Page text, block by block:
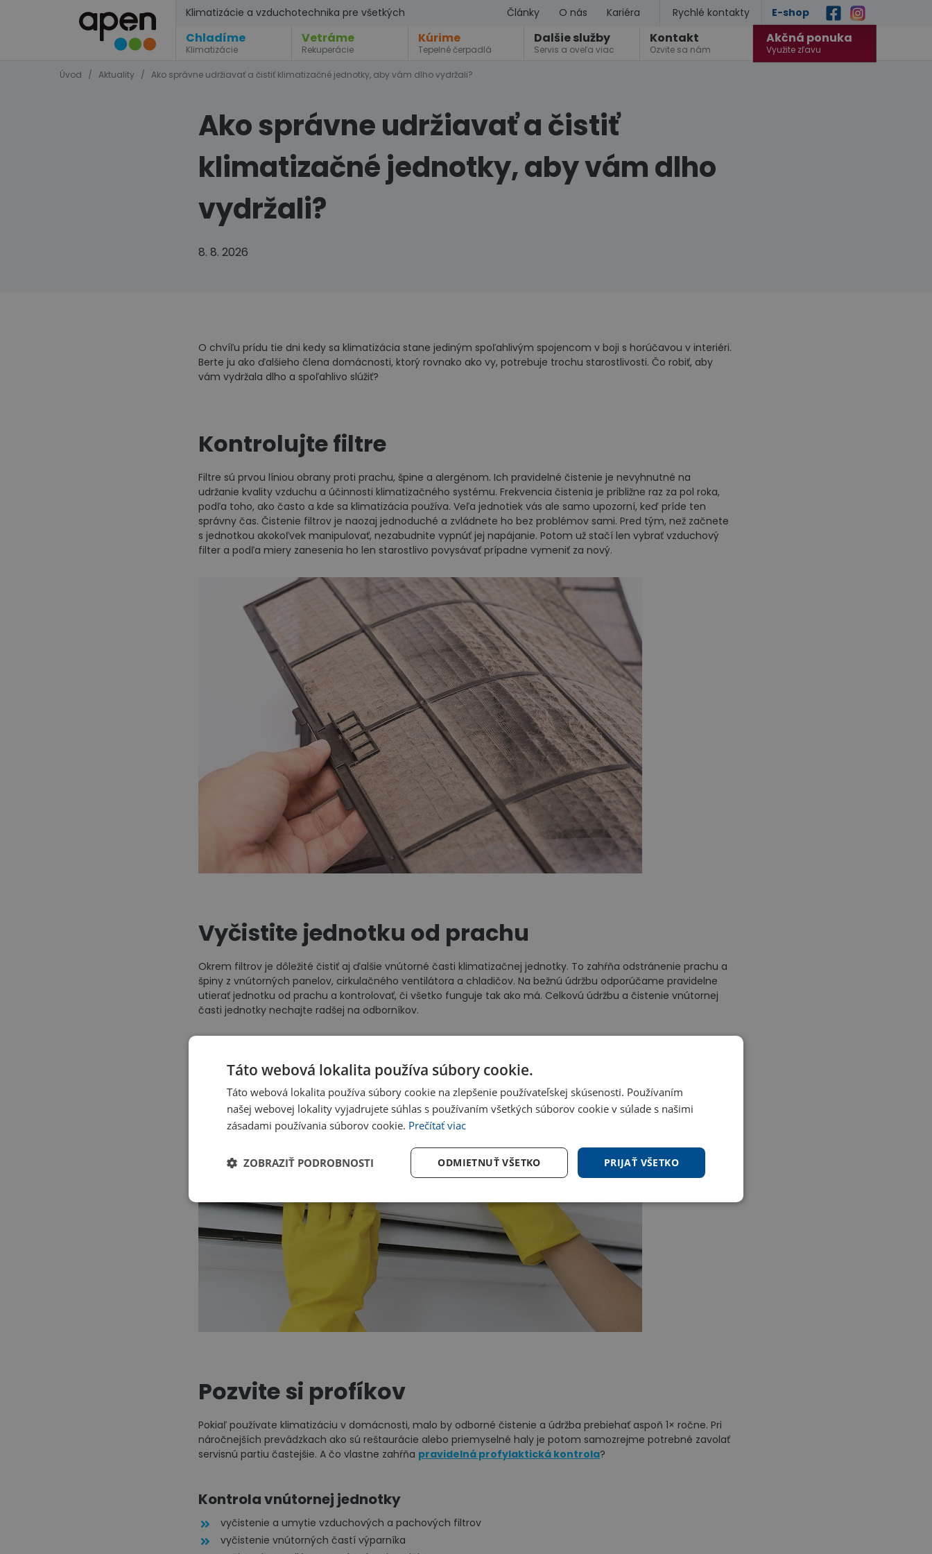
Klimatizácie a vzduchotechnika pre všetkých Články O nás Kariéra Rychlé kontakty E-shop
Chladíme
Klimatizácie
Vetráme
Rekuperácie
Kúrime
Tepelné čerpadlá
Dalšie služby
Servis a oveľa viac
Kontakt
Ozvite sa nám
Akčná ponuka
Využite zľavu
Úvod / Aktuality / Ako správne udržiavať a čistiť klimatizačné jednotky, aby vám dlho vydržali?
Ako správne udržiavať a čistiť
klimatizačné jednotky, aby vám dlho
vydržali?
8. 8. 2026
O chvíľu prídu tie dni kedy sa klimatizácia stane jediným spoľahlivým spojencom v boji s horúčavou v interiéri.
Berte ju ako ďalšieho člena domácnosti, ktorý rovnako ako vy, potrebuje trochu starostlivosti. Čo robiť, aby
vám vydržala dlho a spoľahlivo slúžiť?
Kontrolujte filtre
Filtre sú prvou líniou obrany proti prachu, špine a alergénom. Ich pravidelné čistenie je nevyhnutné na
udržanie kvality vzduchu a účinnosti klimatizačného systému. Frekvencia čistenia je približne raz za pol roka,
podľa toho, ako často a kde sa klimatizácia používa. Veľa jednotiek vás ale samo upozorní, keď príde ten
správny čas. Čistenie filtrov je naozaj jednoduché a zvládnete ho bez problémov sami. Pred tým, než začnete
s jednotkou akokoľvek manipulovať, nezabudnite vypnúť jej napájanie. Potom už stačí len vybrať vzduchový
filter a podľa miery zanesenia ho len starostlivo povysávať prípadne vymeniť za nový.
Vyčistite jednotku od prachu
Okrem filtrov je dôležité čistiť aj ďalšie vnútorné časti klimatizačnej jednotky. To zahŕňa odstránenie prachu a
špiny z vnútorných panelov, cirkulačného ventilátora a chladičov. Na bežnú údržbu odporúčame pravidelne
utierať jednotku od prachu a kontrolovať, či všetko funguje tak ako má. Celkovú údržbu a čistenie vnútornej
časti jednotky nechajte radšej na odborníkov.
Pozvite si profíkov
Pokiaľ používate klimatizáciu v domácnosti, malo by odborné čistenie a údržba prebiehať aspoň 1× ročne. Pri
náročnejších prevádzkach ako sú reštaurácie alebo priemyselné haly je potom samozrejme potrebné zavolať
servisnú partiu častejšie. A čo vlastne zahŕňa pravidelná profylaktická kontrola?
Kontrola vnútornej jednotky
vyčistenie a umytie vzduchových a pachových filtrov
vyčistenie vnútorných častí výparníka
Táto webová lokalita používa súbory cookie.
Táto webová lokalita používa súbory cookie na zlepšenie používateľskej skúsenosti. Používaním
našej webovej lokality vyjadrujete súhlas s používaním všetkých súborov cookie v súlade s našimi
zásadami používania súborov cookie. Prečítať viac
PRIJAŤ VŠETKO
ODMIETNUŤ VŠETKO
ZOBRAZIŤ PODROBNOSTI